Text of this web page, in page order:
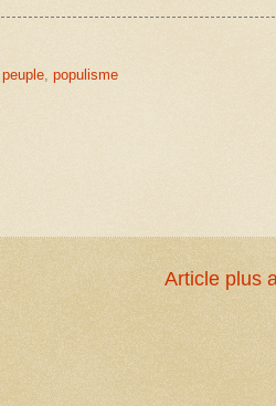
peuple, populisme
Article plus